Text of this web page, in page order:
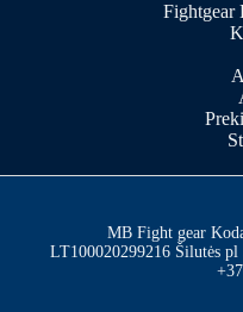
Fightgear
MB Fight gear
LT100020299216 Šilutės